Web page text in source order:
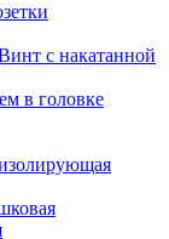
с накатанной
в головке